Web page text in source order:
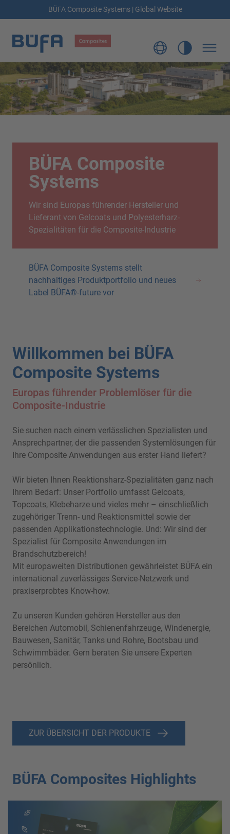
BÜFA Composite Systems | Global Website
BÜFA Composite
Systems
Wir sind Europas führender Hersteller und
Lieferant von Gelcoats und Polyesterharz-
Spezialitäten für die Composite-Industrie
BÜFA Composite Systems stellt
nachhaltiges Produktportfolio und neues
Label BÜFA®-future vor
Willkommen bei BÜFA
Composite Systems
Europas führender Problemlöser für die
Composite-Industrie
Sie suchen nach einem verlässlichen Spezialisten und
Ansprechpartner, der die passenden Systemlösungen für
Ihre Composite Anwendungen aus erster Hand liefert?
Wir bieten Ihnen Reaktionsharz-Spezialitäten ganz nach
Ihrem Bedarf: Unser Portfolio umfasst Gelcoats,
Topcoats, Klebeharze und vieles mehr – einschließlich
zugehöriger Trenn- und Reaktionsmittel sowie der
passenden Applikationstechnologie. Und: Wir sind der
Spezialist für Composite Anwendungen im
Brandschutzbereich!
Mit europaweiten Distributionen gewährleistet BÜFA ein
international zuverlässiges Service-Netzwerk und
praxiserprobtes Know-how.
Zu unseren Kunden gehören Hersteller aus den
Bereichen Automobil, Schienenfahrzeuge, Windenergie,
Bauwesen, Sanitär, Tanks und Rohre, Bootsbau und
Schwimmbäder. Gern beraten Sie unsere Experten
persönlich.
ZUR ÜBERSICHT DER PRODUKTE
BÜFA Composites Highlights